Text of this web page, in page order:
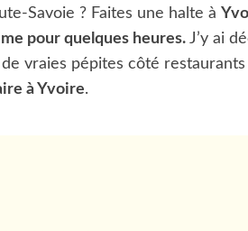
Savoie ? Faites une halte à
pour quelques heures. J’y ai
vraies pépites côté
à Yvoire.